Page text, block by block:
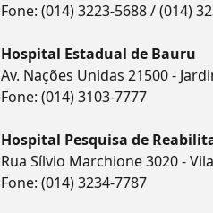
Fone: (014) 3223-5688/(014)
Hospital Estadual de Bauru
Av. Nações Unidas 21500 -
Fone: (014) 3103-7777
Hospital Pesquisa de
Rua Sílvio Marchione 3020 -
Fone: (014) 3234-7787